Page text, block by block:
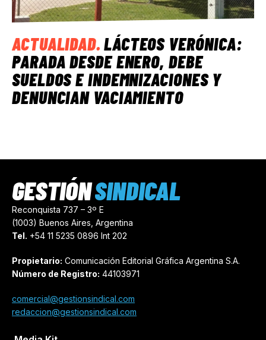
ACTUALIDAD.LÁCTEOS VERÓNICA:
PARADA DESDE ENERO, DEBE
SUELDOS E INDEMNIZACIONES Y
DENUNCIAN VACIAMIENTO
Reconquista 737 – 3º E
(1003) Buenos Aires, Argentina
Tel. +54 11 5235 0896 Int 202
Propietario: Comunicación Editorial Gráfica Argentina S.A.
Número de Registro: 44103971
comercial@gestionsindical.com
redaccion@gestionsindical.com
GESTIÓNSINDICAL